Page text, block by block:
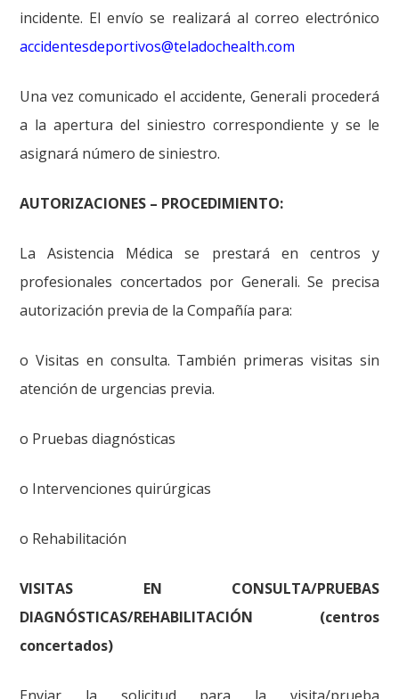
incidente. El envío se realizará al correo electrónico
accidentesdeportivos@teladochealth.com
Una vez comunicado el accidente, Generali procederá
a la apertura del siniestro correspondiente y se le
asignará número de siniestro.
AUTORIZACIONES – PROCEDIMIENTO:
La Asistencia Médica se prestará en centros y
profesionales concertados por Generali. Se precisa
autorización previa de la Compañía para:
o Visitas en consulta. También primeras visitas sin
atención de urgencias previa.
o Pruebas diagnósticas
o Intervenciones quirúrgicas
o Rehabilitación
VISITAS EN CONSULTA/PRUEBAS
DIAGNÓSTICAS/REHABILITACIÓN (centros
concertados)